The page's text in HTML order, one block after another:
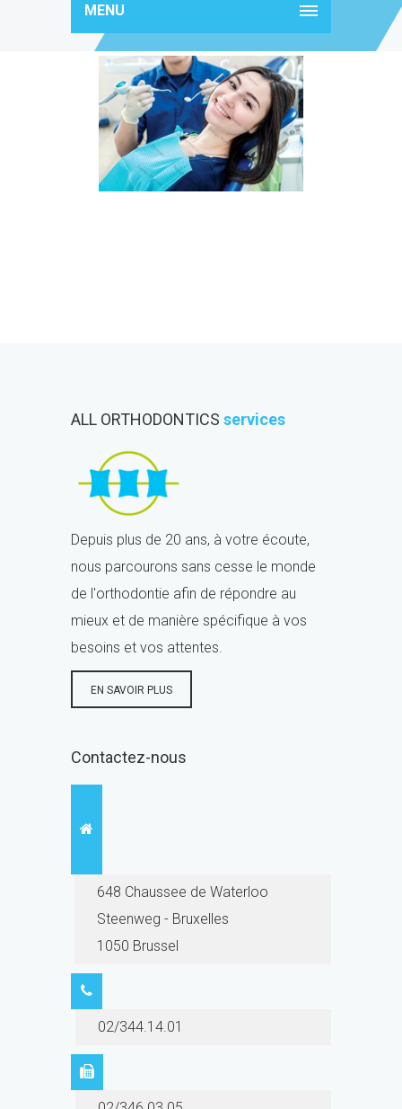
MENU
img-caption11
ALL ORTHODONTICS services
Depuis plus de 20 ans, à votre écoute,
nous parcourons sans cesse le monde
de l'orthodontie afin de répondre au
mieux et de manière spécifique à vos
besoins et vos attentes.
EN SAVOIR PLUS
Contactez-nous
648 Chaussee de Waterloo
Steenweg - Bruxelles
1050 Brussel
02/344.14.01